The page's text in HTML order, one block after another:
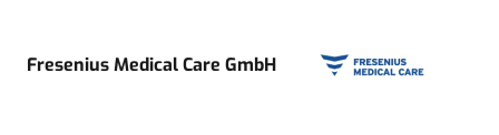
Fresenius Medical Care GmbH